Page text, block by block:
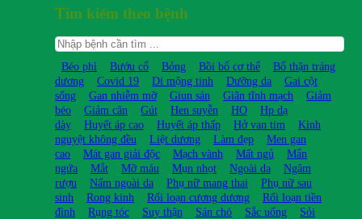
Tìm kiếm theo bệnh
Béo phì Bướu cổ Bỏng Bồi bổ cơ thể
Bổ thận tráng
dương
Covid 19 Di mộng tinh Dưỡng da
Gai cột
sống
Gan nhiễm mỡ Giun sán Giãn tĩnh mạch
Giảm
béo
Giảm cân Gút Hen suyễn HO
Hp dạ
dày
Huyết áp cao Huyết áp thấp Hở van tim
Kinh
nguyệt không đều
Liệt dương Làm đẹp
Men gan
cao
Mát gan giải độc Mạch vành Mất ngủ
Mẩn
ngứa
Mắt Mỡ máu Mụn nhọt Ngoài da
Ngâm
rượu
Nấm ngoài da Phụ nữ mang thai
Phụ nữ sau
sinh
Rong kinh Rối loạn cương dương
Rối loạn tiền
đình
Rụng tóc Suy thận Sán chó Sắc uống
Sỏi